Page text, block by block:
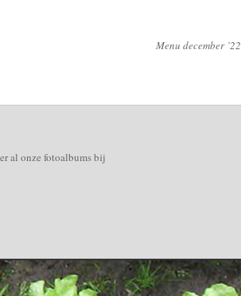
Menu december ’22
al onze fotoalbums bij